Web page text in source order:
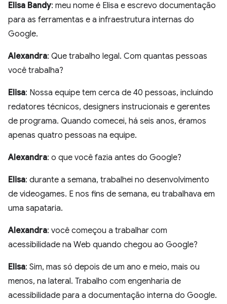
Elisa Bandy: meu nome é Elisa e escrevo documentação
para as ferramentas e a infraestrutura internas do
Google.
Alexandra: Que trabalho legal. Com quantas pessoas
você trabalha?
Elisa: Nossa equipe tem cerca de 40 pessoas, incluindo
redatores técnicos, designers instrucionais e gerentes
de programa. Quando comecei, há seis anos, éramos
apenas quatro pessoas na equipe.
Alexandra: o que você fazia antes do Google?
Elisa: durante a semana, trabalhei no desenvolvimento
de videogames. E nos fins de semana, eu trabalhava em
uma sapataria.
Alexandra: você começou a trabalhar com
acessibilidade na Web quando chegou ao Google?
Elisa: Sim, mas só depois de um ano e meio, mais ou
menos, na lateral. Trabalho com engenharia de
acessibilidade para a documentação interna do Google.